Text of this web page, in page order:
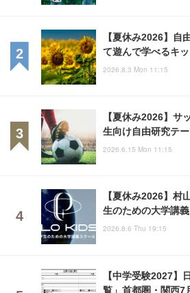
【夏休み2026】自
て遊んで学べるキ
2026.8.3 Mon 11:15
【夏休み2026】サ
生向け自由研究テ
2026.6.15 Mon 11:15
【夏休み2026】村
生のための大学講
2026.8.6 Thu 19:15
【中学受験2027】
覧」首都圏・関西7